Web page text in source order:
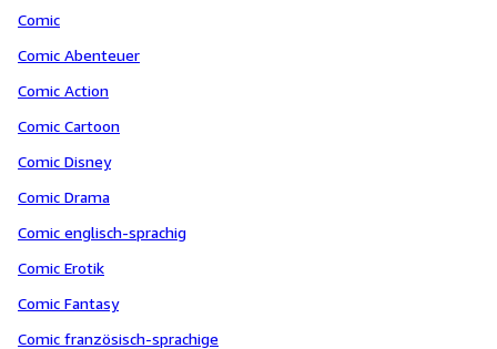
Comic
Comic Abenteuer
Comic Action
Comic Cartoon
Comic Disney
Comic Drama
Comic englisch-sprachig
Comic Erotik
Comic Fantasy
Comic französisch-sprachige